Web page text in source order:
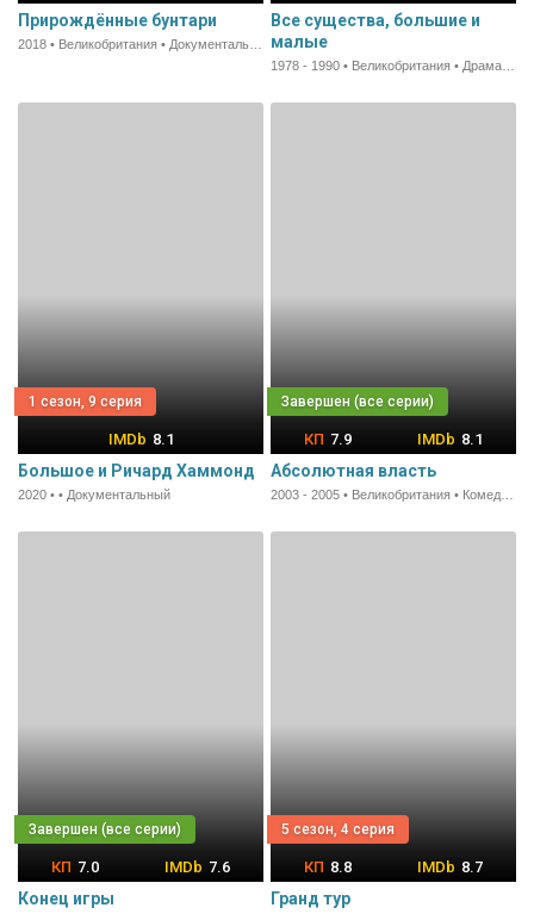
Прирождённые бунтари
Все существа, большие и
малые
1 сезон, 9 серия
8.1
Большое и Ричард Хаммонд
2020 • • Документальный
7.9 8.1
Абсолютная власть
7.0 7.6
Конец игры
5 сезон, 4 серия
8.8 8.7
Гранд тур